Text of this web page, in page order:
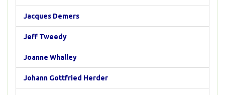
Jacques Demers
Jeff Tweedy
Joanne Whalley
Johann Gottfried Herder